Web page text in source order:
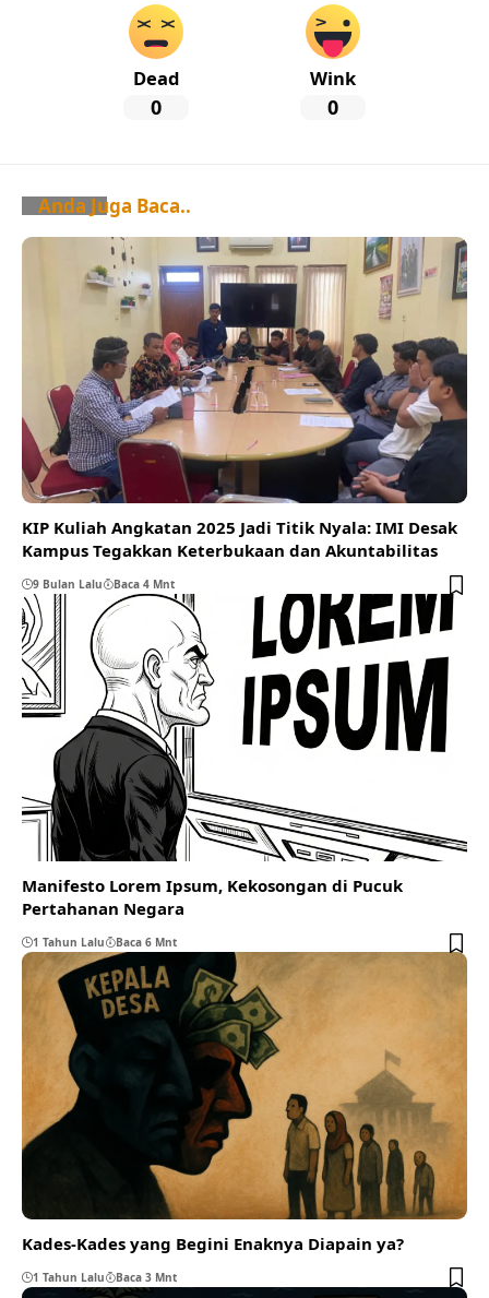
Dead
0
Wink
0
Anda Juga Baca..
KIP Kuliah Angkatan 2025 Jadi Titik Nyala: IMI Desak
Kampus Tegakkan Keterbukaan dan Akuntabilitas
9 Bulan Lalu Baca 4 Mnt
Manifesto Lorem Ipsum, Kekosongan di Pucuk
Pertahanan Negara
1 Tahun Lalu Baca 6 Mnt
Kades-Kades yang Begini Enaknya Diapain ya?
1 Tahun Lalu Baca 3 Mnt